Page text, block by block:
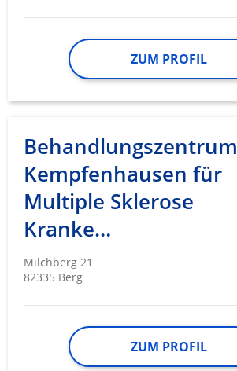
ZUM PROFIL
Behandlungszentrum
Kempfenhausen für
Multiple Sklerose
Kranke…
Milchberg 21
82335 Berg
ZUM PROFIL